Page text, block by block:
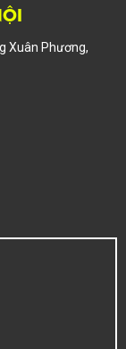
Xuân Phương,